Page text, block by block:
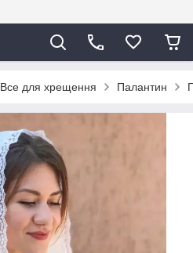
Все для хрещення Палантин